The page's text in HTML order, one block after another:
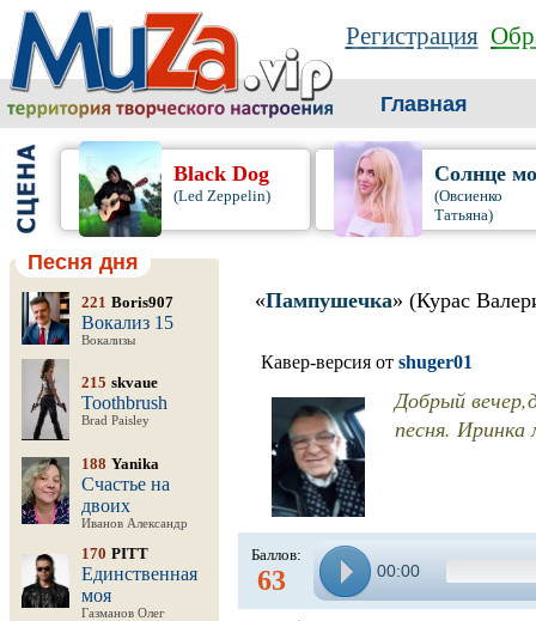
Регистрация
Главная
Black Dog
(Led Zeppelin)
Солнце
(Овсиенко
Татьяна)
Песня дня
221 Boris907
Вокализ 15
Вокализы
215 skvaue
Toothbrush
Brad Paisley
188 Yanika
Счастье на
двоих
Иванов Александр
170 PITT
Единственная
моя
Газманов Олег
«Пампушечка» (Курас
Кавер-версия от shuger01
Добрый
песня.
Баллов:
63 00:00